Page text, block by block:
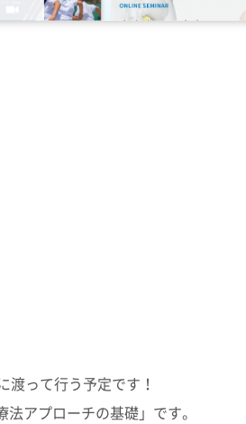
って行う予定です！
アプローチの基礎」です。